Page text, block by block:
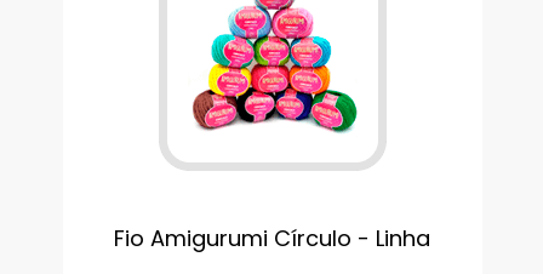
Fio Amigurumi Círculo - Linha